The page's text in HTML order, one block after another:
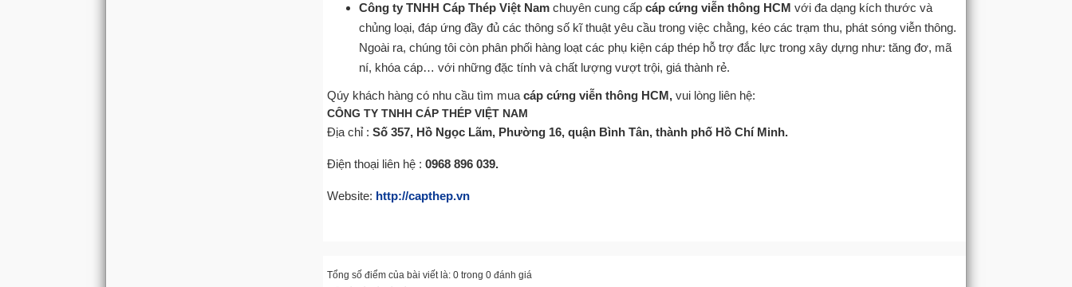
Công ty TNHH Cáp Thép Việt Nam chuyên cung cấp cáp cứng viễn thông HCM với đa dạng kích thước và
chủng loại, đáp ứng đầy đủ các thông số kĩ thuật yêu cầu trong việc chằng, kéo các trạm thu, phát sóng viễn thông.
Ngoài ra, chúng tôi còn phân phối hàng loạt các phụ kiện cáp thép hỗ trợ đắc lực trong xây dựng như: tăng đơ, mã
ní, khóa cáp… với những đặc tính và chất lượng vượt trội, giá thành rẻ.
Qúy khách hàng có nhu cầu tìm mua cáp cứng viễn thông HCM, vui lòng liên hệ:
CÔNG TY TNHH CÁP THÉP VIỆT NAM
Địa chỉ : Số 357, Hồ Ngọc Lãm, Phường 16, quận Bình Tân, thành phố Hồ Chí Minh.
Điện thoại liên hệ : 0968 896 039.
Website: http://capthep.vn
Tổng số điểm của bài viết là: 0 trong 0 đánh giá